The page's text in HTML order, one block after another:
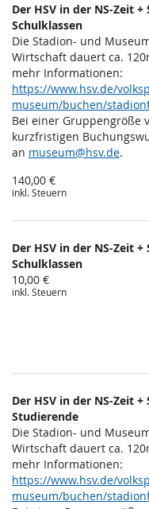
Der HSV in der NS-Zeit
Schulklassen
Die Stadion- und
Wirtschaft dauert ca.
mehr Informationen:
https://www.hsv.de/
museum/buchen/
Bei einer Gruppengröße
kurzfristigen
an museum@hsv.de.
140,00 €
inkl. Steuern
Der HSV in der NS-Zeit
Schulklassen
10,00 €
inkl. Steuern
Der HSV in der NS-Zeit
Studierende
Die Stadion- und
Wirtschaft dauert ca.
mehr Informationen:
https://www.hsv.de/
museum/buchen/